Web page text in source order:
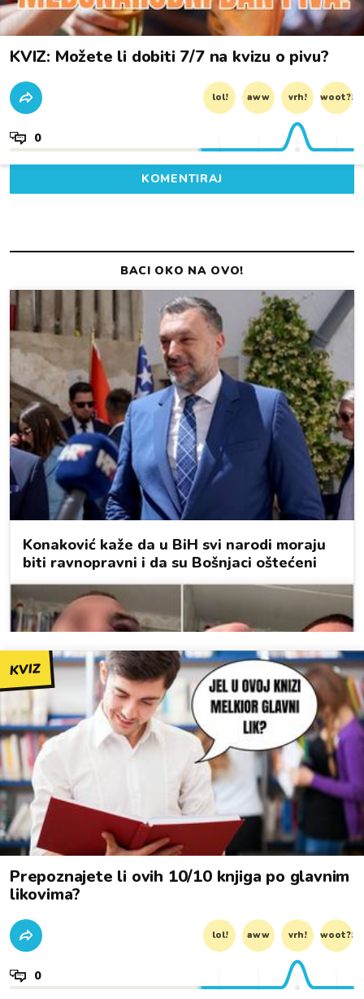
KVIZ: Možete li dobiti 7/7 na kvizu o pivu?
lol! aww vrh! woot?!
0
KOMENTIRAJ
KVIZ
Prepoznajete li ovih 10/10 knjiga po glavnim
likovima?
lol! aww vrh! woot?!
0